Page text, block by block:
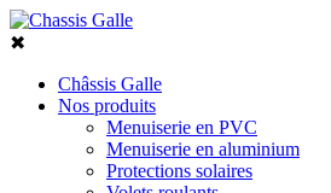
✖
Châssis Galle
Nos produits
Menuiserie en PVC
Menuiserie en aluminium
Protections solaires